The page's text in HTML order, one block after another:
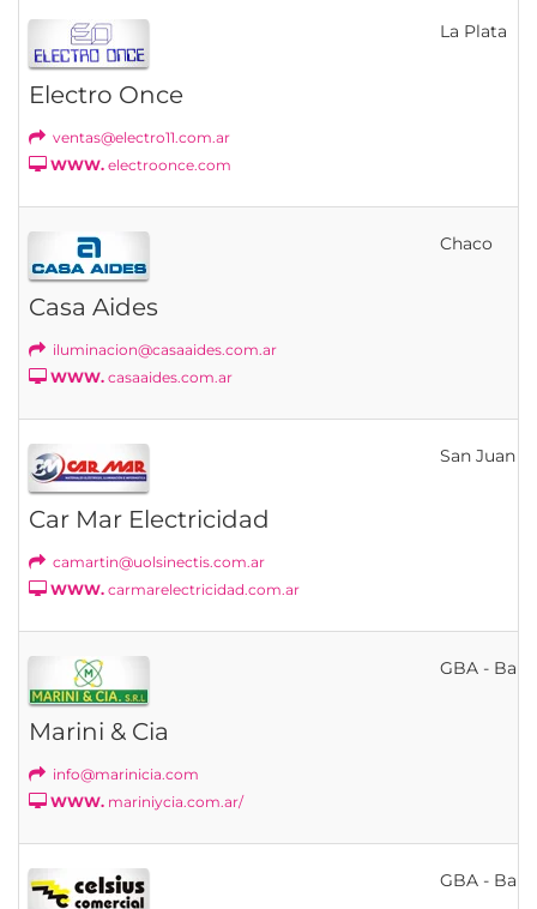
Electro Once
ventas@electro11.com.ar
WWW. electroonce.com
La Plata
Casa Aides
iluminacion@casaaides.com.ar
WWW. casaaides.com.ar
Chaco
Car Mar Electricidad
camartin@uolsinectis.com.ar
WWW. carmarelectricidad.com.ar
San Juan
Marini & Cia
info@marinicia.com
WWW. mariniycia.com.ar/
GBA -
GBA -